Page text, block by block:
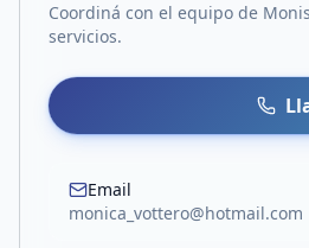
Coordiná con el equipo de
servicios.
Email
monica_vottero@hotmail.com